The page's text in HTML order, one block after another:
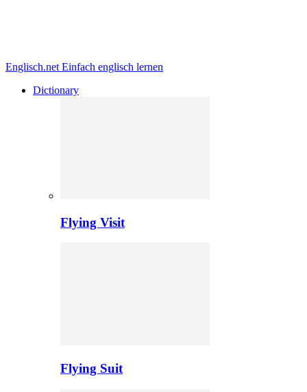
Englisch.net Einfach englisch lernen
Dictionary
Flying Visit
Flying Suit